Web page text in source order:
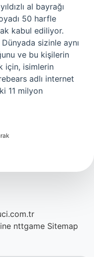
al bayrağı
50 harfle
kabul ediliyor.
sizinle aynı
ve bu kişilerin
için, isimlerin
adlı internet
11 milyon
nttgame Sitemap